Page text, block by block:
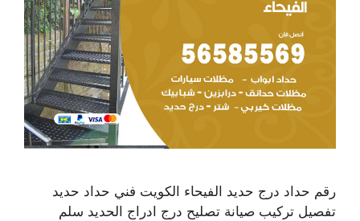
رقم حداد درج حديد الفيحاء الكويت فني حداد حديد
تفصيل تركيب صيانة تصليح درج ادراج الحديد سلم